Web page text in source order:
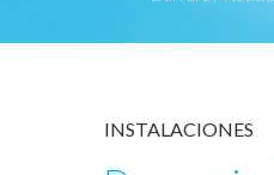
INSTALACIONES